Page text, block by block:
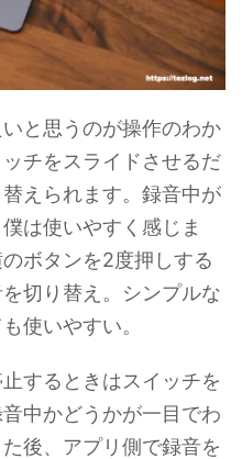
と思うのが操作のわか
チをスライドさせるだ
えられます。録音中が
は使いやすく感じま
ボタンを2度押しする
切り替え。シンプルな
使いやすい。
するときはスイッチを
中かどうかが一目でわ
後、アプリ側で録音を